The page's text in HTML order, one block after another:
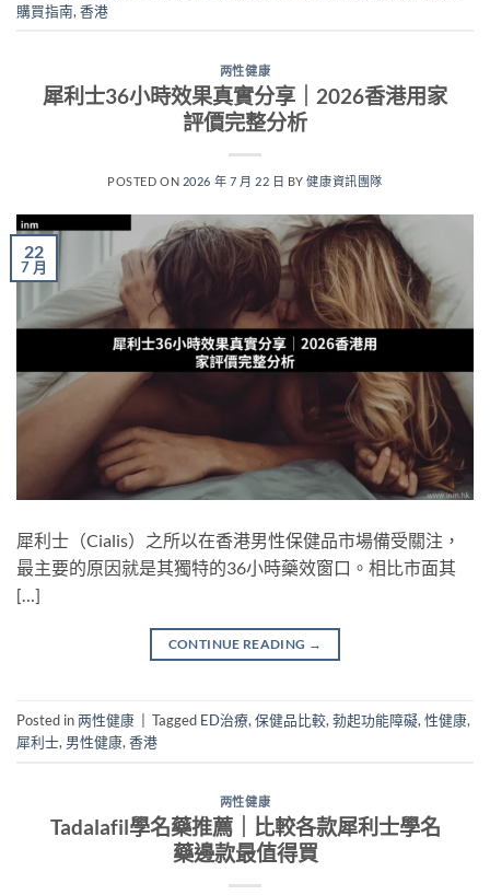
購買指南, 香港
两性健康
犀利士36小時效果真實分享｜2026香港用家
評價完整分析
POSTED ON 2026 年 7 月 22 日 BY健康資訊團隊
22
7 月
犀利士（Cialis）之所以在香港男性保健品市場備受關注，
最主要的原因就是其獨特的36小時藥效窗口。相比市面其
[…]
CONTINUE READING →
Posted in两性健康 Tagged ED治療, 保健品比較, 勃起功能障礙, 性健康,
犀利士, 男性健康, 香港
两性健康
Tadalafil學名藥推薦｜比較各款犀利士學名
藥邊款最值得買